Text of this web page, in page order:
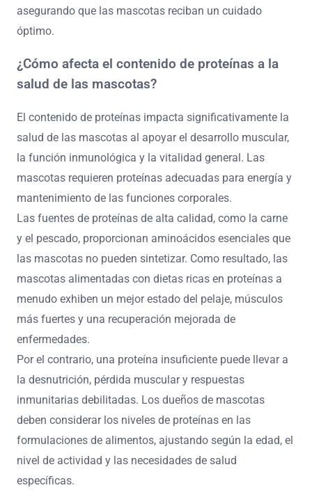
asegurando que las mascotas reciban un cuidado
óptimo.
¿Cómo afecta el contenido de proteínas a la
salud de las mascotas?
El contenido de proteínas impacta significativamente la
salud de las mascotas al apoyar el desarrollo muscular,
la función inmunológica y la vitalidad general. Las
mascotas requieren proteínas adecuadas para energía y
mantenimiento de las funciones corporales.
Las fuentes de proteínas de alta calidad, como la carne
y el pescado, proporcionan aminoácidos esenciales que
las mascotas no pueden sintetizar. Como resultado, las
mascotas alimentadas con dietas ricas en proteínas a
menudo exhiben un mejor estado del pelaje, músculos
más fuertes y una recuperación mejorada de
enfermedades.
Por el contrario, una proteína insuficiente puede llevar a
la desnutrición, pérdida muscular y respuestas
inmunitarias debilitadas. Los dueños de mascotas
deben considerar los niveles de proteínas en las
formulaciones de alimentos, ajustando según la edad, el
nivel de actividad y las necesidades de salud
específicas.